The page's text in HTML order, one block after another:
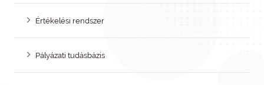
Értékelési rendszer
Pályázati tudásbázis